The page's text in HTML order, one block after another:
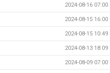
2024-08-16 07:00
2024-08-15 16:00
2024-08-15 10:49
2024-08-13 18:09
2024-08-09 07:00